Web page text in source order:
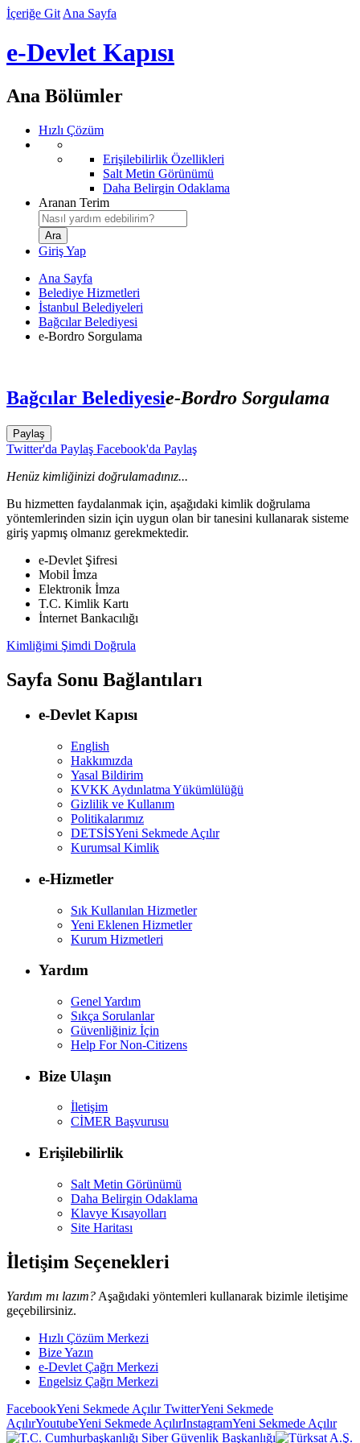
İçeriğe Git Ana Sayfa
e-Devlet Kapısı
Ana Bölümler
Hızlı Çözüm
Erişilebilirlik Özellikleri
Salt Metin Görünümü
Daha Belirgin Odaklama
Aranan Terim
Giriş Yap
Ana Sayfa
Belediye Hizmetleri
İstanbul Belediyeleri
Bağcılar Belediyesi
e-Bordro Sorgulama
Bağcılar Belediyesie-Bordro Sorgulama
Paylaş
Twitter'da Paylaş Facebook'da Paylaş
Henüz kimliğinizi doğrulamadınız...
Bu hizmetten faydalanmak için, aşağıdaki kimlik doğrulama
yöntemlerinden sizin için uygun olan bir tanesini kullanarak sisteme
giriş yapmış olmanız gerekmektedir.
e-Devlet Şifresi
Mobil İmza
Elektronik İmza
T.C. Kimlik Kartı
İnternet Bankacılığı
Kimliğimi Şimdi Doğrula
Sayfa Sonu Bağlantıları
e-Devlet Kapısı
English
Hakkımızda
Yasal Bildirim
KVKK Aydınlatma Yükümlülüğü
Gizlilik ve Kullanım
Politikalarımız
DETSİSYeni Sekmede Açılır
Kurumsal Kimlik
e-Hizmetler
Sık Kullanılan Hizmetler
Yeni Eklenen Hizmetler
Kurum Hizmetleri
Yardım
Genel Yardım
Sıkça Sorulanlar
Güvenliğiniz İçin
Help For Non-Citizens
Bize Ulaşın
İletişim
CİMER Başvurusu
Erişilebilirlik
Salt Metin Görünümü
Daha Belirgin Odaklama
Klavye Kısayolları
Site Haritası
İletişim Seçenekleri
Yardım mı lazım? Aşağıdaki yöntemleri kullanarak bizimle iletişime
geçebilirsiniz.
Hızlı Çözüm Merkezi
Bize Yazın
e-Devlet Çağrı Merkezi
Engelsiz Çağrı Merkezi
FacebookYeni Sekmede AçılırTwitterYeni Sekmede
AçılırYoutubeYeni Sekmede AçılırInstagramYeni Sekmede Açılır